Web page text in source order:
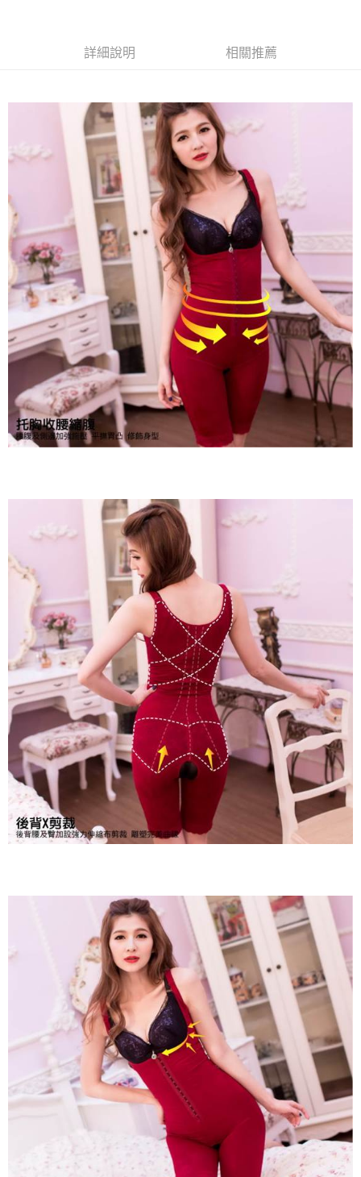
每筆NT$70，滿NT$799(含以上)免運費
每筆NT$70，滿NT$799(含以上)免運費
付款後萊爾富取貨
每筆NT$70，滿NT$799(含以上)免運費
每筆NT$70，滿NT$798(含以上)免運費
付款後7-11取貨
每筆NT$70，滿NT$799(含以上)免運費
宅配
每筆NT$70，滿NT$799(含以上)免運費
離島宅配
每筆NT$100
貨到付款
每筆NT$110，滿NT$1,000(含以上)免運費
詳細說明 相關推薦